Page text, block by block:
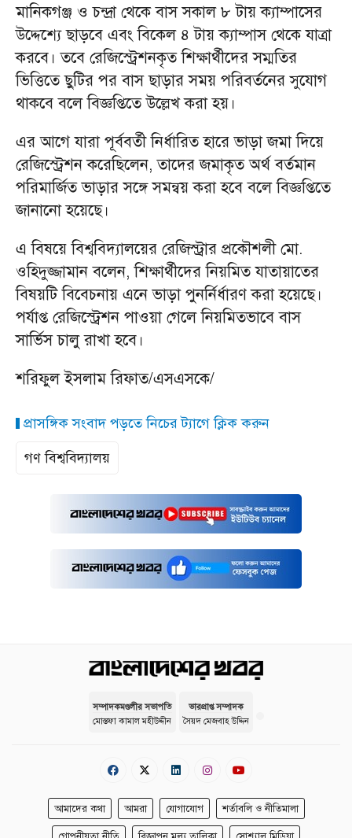
মানিকগঞ্জ ও চন্দ্রা থেকে বাস সকাল ৮ টায় ক্যাম্পাসের
উদ্দেশ্যে ছাড়বে এবং বিকেল ৪ টায় ক্যাম্পাস থেকে যাত্রা
করবে। তবে রেজিস্ট্রেশনকৃত শিক্ষার্থীদের সম্মতির
ভিত্তিতে ছুটির পর বাস ছাড়ার সময় পরিবর্তনের সুযোগ
থাকবে বলে বিজ্ঞপ্তিতে উল্লেখ করা হয়।
এর আগে যারা পূর্ববর্তী নির্ধারিত হারে ভাড়া জমা দিয়ে
রেজিস্ট্রেশন করেছিলেন, তাদের জমাকৃত অর্থ বর্তমান
পরিমার্জিত ভাড়ার সঙ্গে সমন্বয় করা হবে বলে বিজ্ঞপ্তিতে
জানানো হয়েছে।
এ বিষয়ে বিশ্ববিদ্যালয়ের রেজিস্ট্রার প্রকৌশলী মো.
ওহিদুজ্জামান বলেন, শিক্ষার্থীদের নিয়মিত যাতায়াতের
বিষয়টি বিবেচনায় এনে ভাড়া পুনর্নির্ধারণ করা হয়েছে।
পর্যাপ্ত রেজিস্ট্রেশন পাওয়া গেলে নিয়মিতভাবে বাস
সার্ভিস চালু রাখা হবে।
শরিফুল ইসলাম রিফাত/এসএসকে/
প্রাসঙ্গিক সংবাদ পড়তে নিচের ট্যাগে ক্লিক করুন
গণ বিশ্ববিদ্যালয়
সম্পাদকমণ্ডলীর সভাপতি
মোস্তফা কামাল মহীউদ্দীন
ভারপ্রাপ্ত সম্পাদক
সৈয়দ মেজবাহ উদ্দিন
আমাদের কথা আমরা যোগাযোগ শর্তাবলি ও নীতিমালা